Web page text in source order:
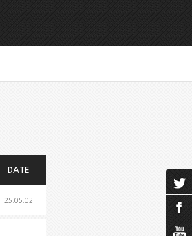
DATE
25.05.02